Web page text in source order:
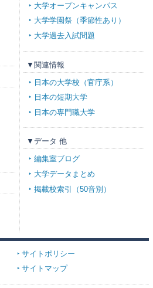
大学オープンキャンパス
大学学園祭（季節性あり）
大学過去入試問題
▼関連情報
日本の大学校（官庁系）
日本の短期大学
日本の専門職大学
▼データ 他
編集室ブログ
大学データまとめ
掲載校索引（50音別）
サイトポリシー
サイトマップ